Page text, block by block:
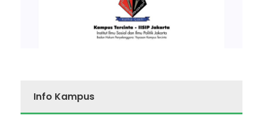
Info Kampus